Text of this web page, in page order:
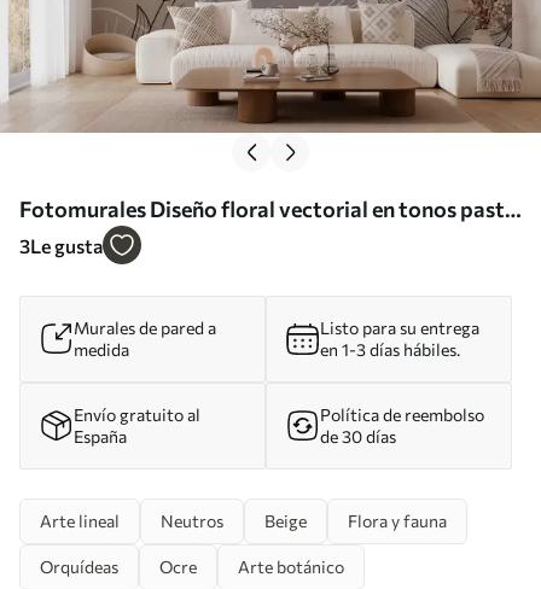
Fotomurales Diseño floral vectorial en tonos pastel
Nr. w02914
3Le gusta
Murales de pared a
medida
Listo para su entrega
en 1-3 días hábiles.
Envío gratuito al
España
Política de reembolso
de 30 días
Arte lineal Neutros Beige Flora y fauna
Orquídeas Ocre Arte botánico